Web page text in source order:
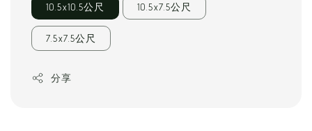
10.5x10.5公尺 10.5x7.5公尺
7.5x7.5公尺
分享